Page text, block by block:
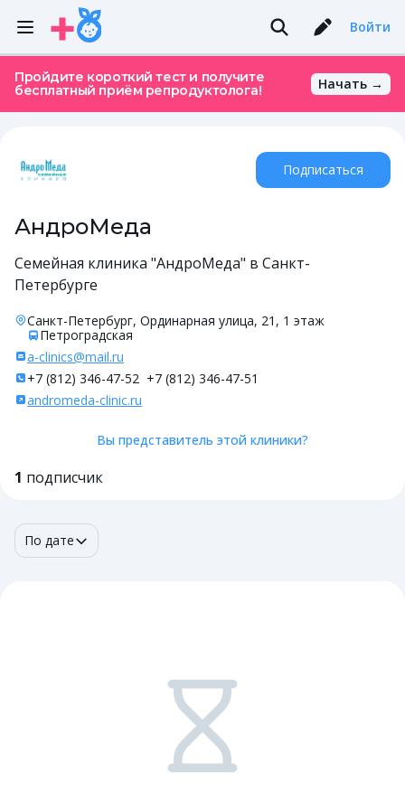
Войти
Пройдите короткий тест и получите
бесплатный приём репродуктолога!
Начать →
АндроМеда
Семейная клиника "АндроМеда" в Санкт-
Петербурге
Санкт-Петербург, Ординарная улица, 21, 1 этаж
Петроградская
a-clinics@mail.ru
+7 (812) 346-47-52 +7 (812) 346-47-51
andromeda-clinic.ru
Вы представитель этой клиники?
1 подписчик
Подписаться
По дате